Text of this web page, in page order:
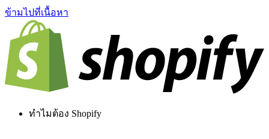
ข้ามไปที่เนื้อหา
ทำไมต้อง Shopify